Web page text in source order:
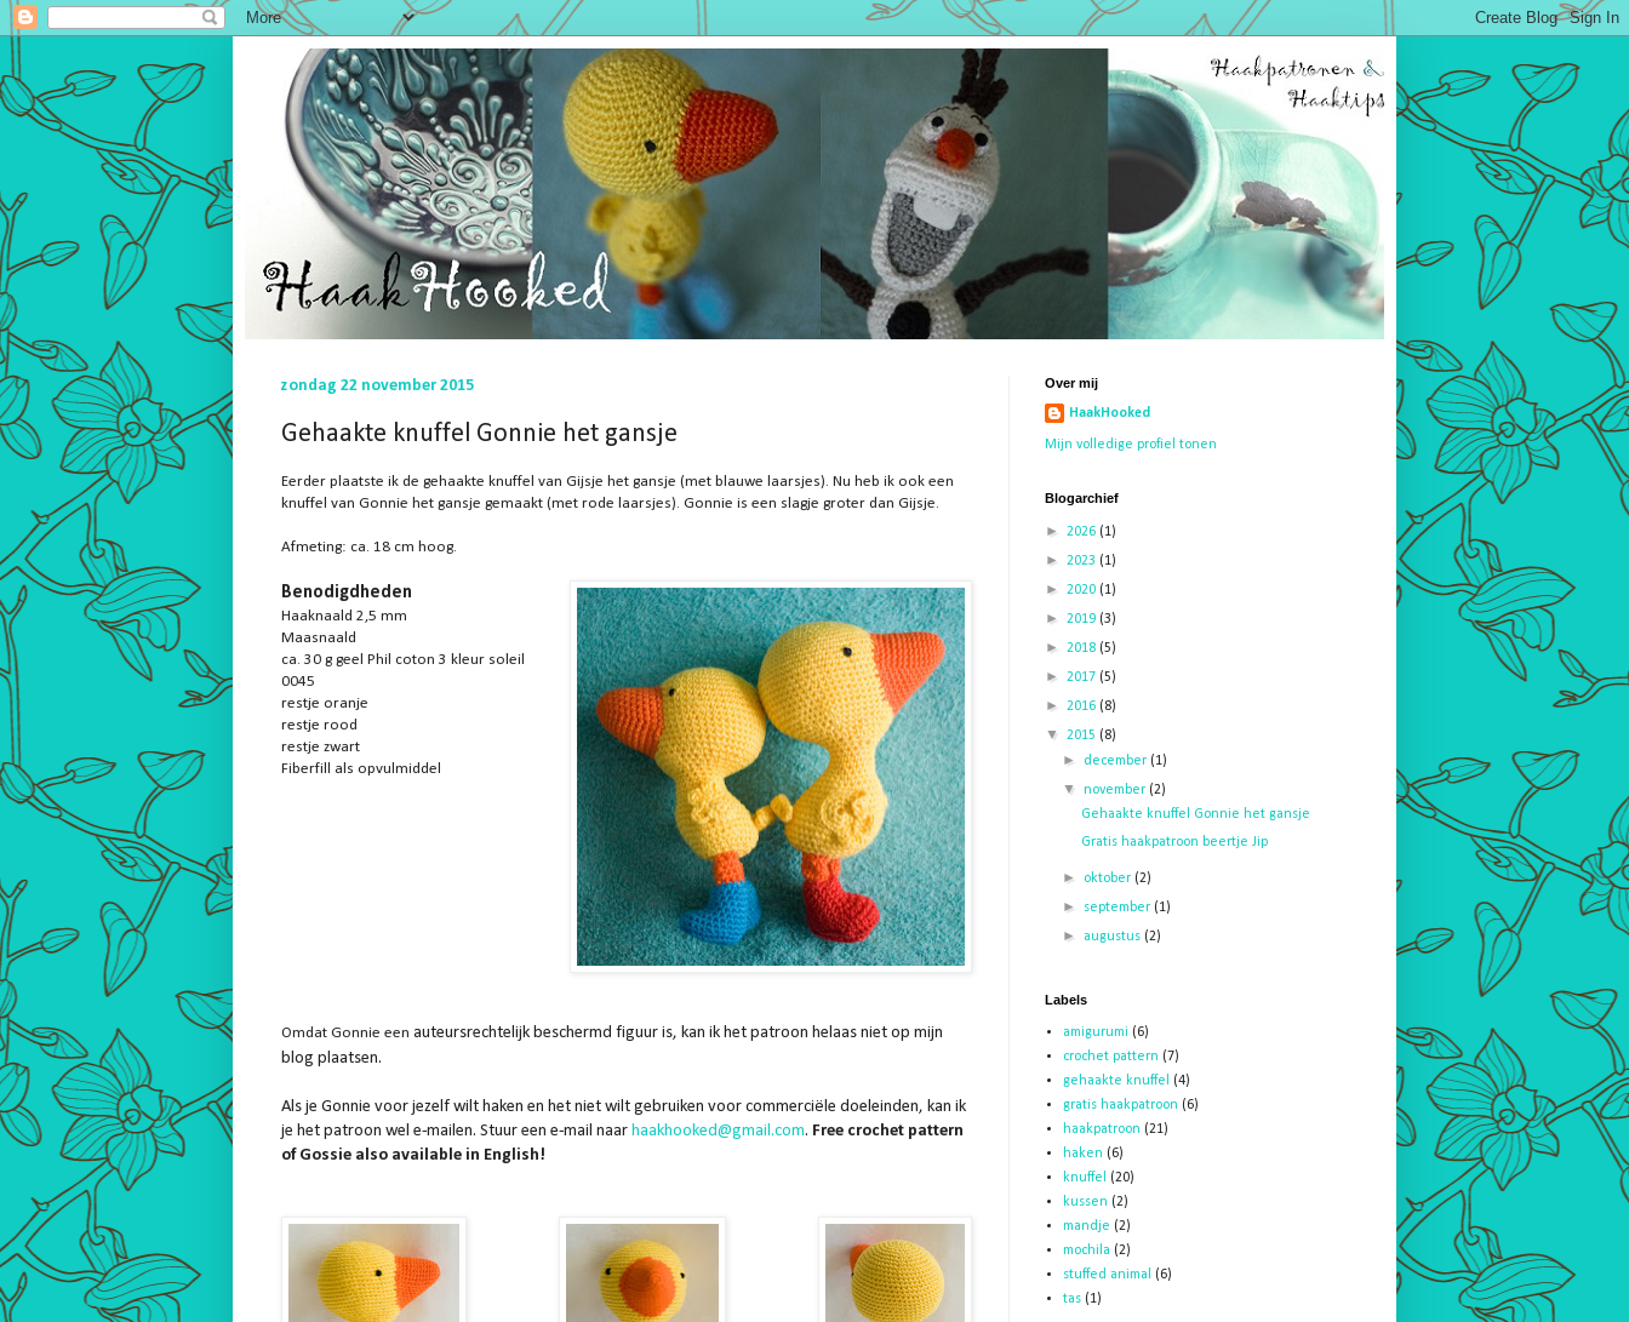
zondag 22 november 2015
Gehaakte knuffel Gonnie het gansje
Eerder plaatste ik de gehaakte knuffel van Gijsje het gansje (met blauwe laarsjes). Nu heb ik ook een
knuffel van Gonnie het gansje gemaakt (met rode laarsjes). Gonnie is een slagje groter dan Gijsje.
Afmeting: ca. 18 cm hoog.
Benodigdheden
Haaknaald 2,5 mm
Maasnaald
ca. 30 g geel Phil coton 3 kleur soleil
0045
restje oranje
restje rood
restje zwart
Fiberfill als opvulmiddel
Omdat Gonnie een auteursrechtelijk beschermd figuur is, kan ik het patroon helaas niet op mijn
blog plaatsen.
Als je Gonnie voor jezelf wilt haken en het niet wilt gebruiken voor commerciële doeleinden, kan ik
je het patroon wel e-mailen. Stuur een e-mail naar haakhooked@gmail.com. Free crochet pattern
of Gossie also available in English!
Over mij
HaakHooked
Mijn volledige profiel tonen
Blogarchief
► 2026 (1)
► 2023 (1)
► 2020 (1)
► 2019 (3)
► 2018 (5)
► 2017 (5)
► 2016 (8)
▼ 2015 (8)
► december (1)
▼ november (2)
Gehaakte knuffel Gonnie het gansje
Gratis haakpatroon beertje Jip
► oktober (2)
► september (1)
► augustus (2)
Labels
amigurumi (6)
crochet pattern (7)
gehaakte knuffel
(4)
gratis haakpatroon (6)
haakpatroon (21)
haken (6)
knuffel
(20)
kussen (2)
mandje (2)
mochila (2)
stuffed animal
(6)
tas (1)